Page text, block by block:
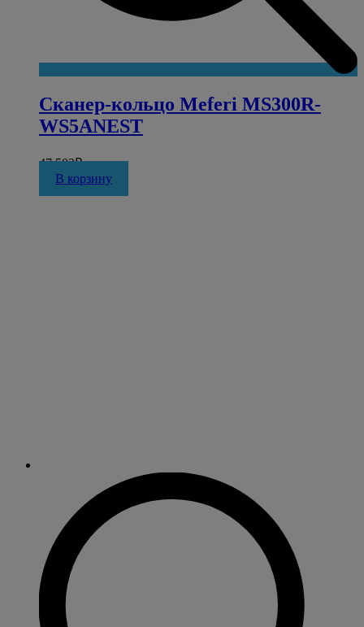
Сканер-кольцо Meferi MS300R-
WS5ANEST
47 502₽
В корзину